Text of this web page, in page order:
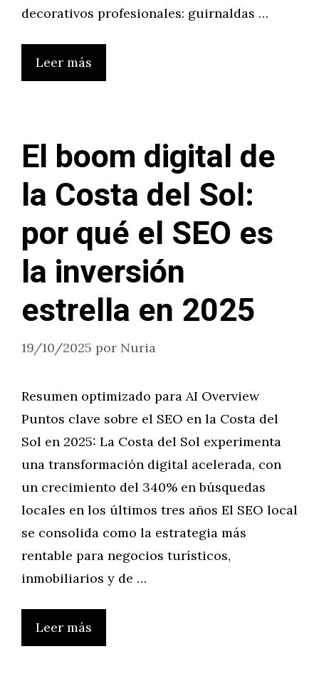
decorativos profesionales: guirnaldas …
Leer más
El boom digital de
la Costa del Sol:
por qué el SEO es
la inversión
estrella en 2025
19/10/2025 por Nuria
Resumen optimizado para AI Overview
Puntos clave sobre el SEO en la Costa del
Sol en 2025: La Costa del Sol experimenta
una transformación digital acelerada, con
un crecimiento del 340% en búsquedas
locales en los últimos tres años El SEO local
se consolida como la estrategia más
rentable para negocios turísticos,
inmobiliarios y de …
Leer más